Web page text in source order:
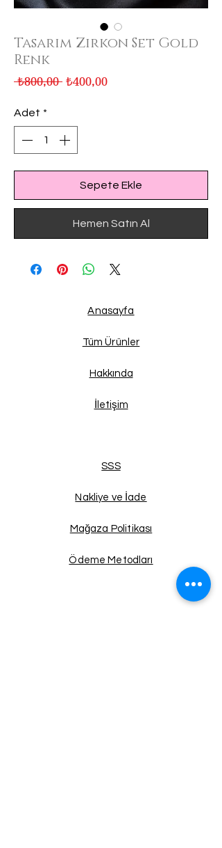
Tasarım Zirkon Set Gold
Renk
₺800,00 Normal
₺400,00İndirimli
Adet *
Sepete Ekle
Hemen Satın Al
Anasayfa
Tüm Ürünler
Hakkında
İletişim
SSS
Nakliye ve İade
Mağaza Politikası
Ödeme Metodları